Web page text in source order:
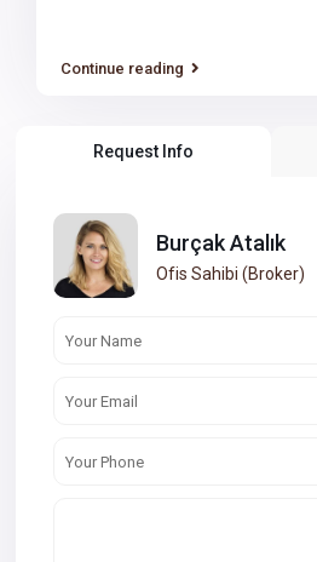
Continue reading
Request Info
Burçak Atalık
Ofis Sahibi (Broker)